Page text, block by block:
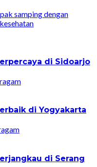
di Sidoarjo
di Yogyakarta
di Serang